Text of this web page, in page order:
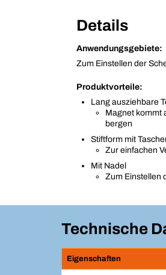
Details
Anwendungsgebiete:
Zum Einstellen der
Produktvorteile:
Lang ausziehbare
Magnet kommt
bergen
Stiftform mit
Zur einfachen
Mit Nadel
Zum Einstellen
Technische
Eigenschaften